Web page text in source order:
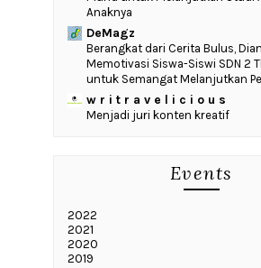
Anaknya
DeMagz
‎Berangkat dari Cerita Bulus,
Memotivasi Siswa-Siswi SDN 2
untuk Semangat Melanjutkan
w r i t r a v e l i c i o u s
Menjadi juri konten kreatif
Events
2022
2021
2020
2019